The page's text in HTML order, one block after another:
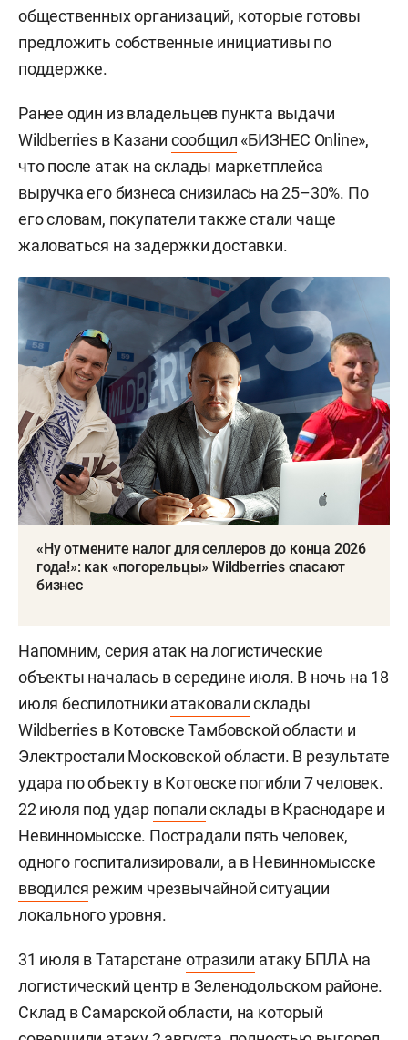
общественных организаций, которые готовы
предложить собственные инициативы по
поддержке.
Ранее один из владельцев пункта выдачи
Wildberries в Казани сообщил «БИЗНЕС Online»,
что после атак на склады маркетплейса
выручка его бизнеса снизилась на 25–30%. По
его словам, покупатели также стали чаще
жаловаться на задержки доставки.
«Ну отмените налог для селлеров до конца 2026
года!»: как «погорельцы» Wildberries спасают
бизнес
Напомним, серия атак на логистические
объекты началась в середине июля. В ночь на 18
июля беспилотники атаковалисклады
Wildberries в Котовске Тамбовской области и
Электростали Московской области. В результате
удара по объекту в Котовске погибли 7 человек.
22 июля под удар попалисклады в Краснодаре и
Невинномысске. Пострадали пять человек,
одного госпитализировали, а в Невинномысске
вводился режим чрезвычайной ситуации
локального уровня.
31 июля в Татарстане отразили атаку БПЛА на
логистический центр в Зеленодольском районе.
Склад в Самарской области, на который